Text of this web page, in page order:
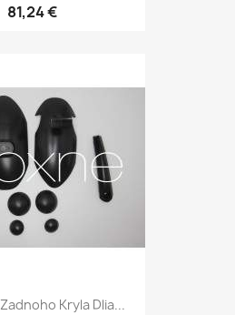
81,24 €
Kryla Dlia...